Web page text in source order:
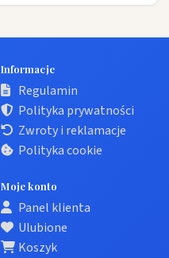
Informacje
Regulamin
Polityka prywatności
Zwroty i reklamacje
Polityka cookie
Moje konto
Panel klienta
Ulubione
Koszyk